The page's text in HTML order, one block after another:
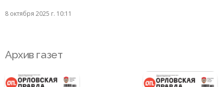
8 октября 2025 г. 10:11
Архив газет